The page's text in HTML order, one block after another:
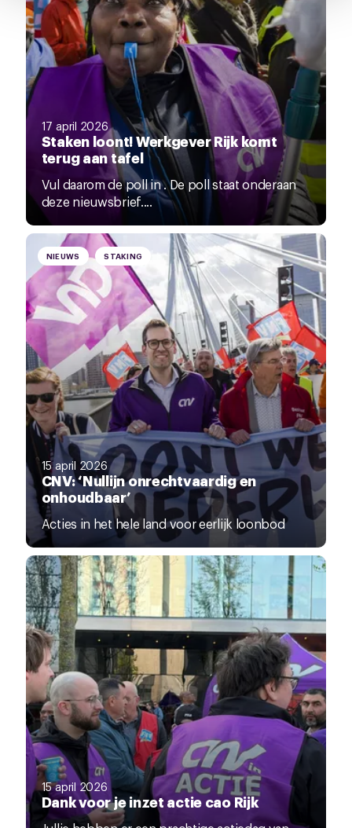
pagina.
17 april 2026
Staken loont! Werkgever Rijk komt
terug aan tafel
Vul daarom de poll in . De poll staat onderaan
deze nieuwsbrief....
NIEUWS STAKING
15 april 2026
CNV: ‘Nullijn onrechtvaardig en
onhoudbaar’
Acties in het hele land voor eerlijk loonbod
15 april 2026
Dank voor je inzet actie cao Rijk